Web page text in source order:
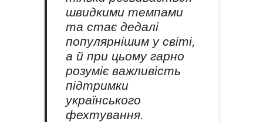
швидкими темпами
та стає дедалі
популярнішим у світі,
а й при цьому гарно
розуміє важливість
підтримки
українського
фехтування.